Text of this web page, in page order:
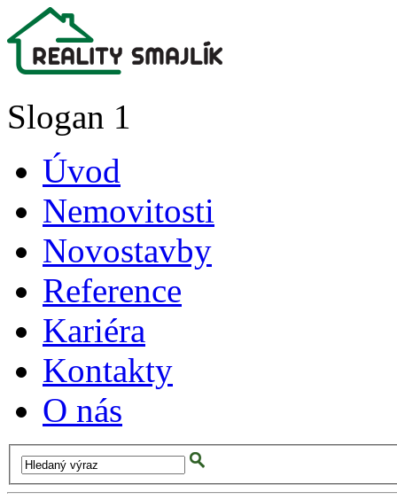
Slogan 1
Úvod
Nemovitosti
Novostavby
Reference
Kariéra
Kontakty
O nás